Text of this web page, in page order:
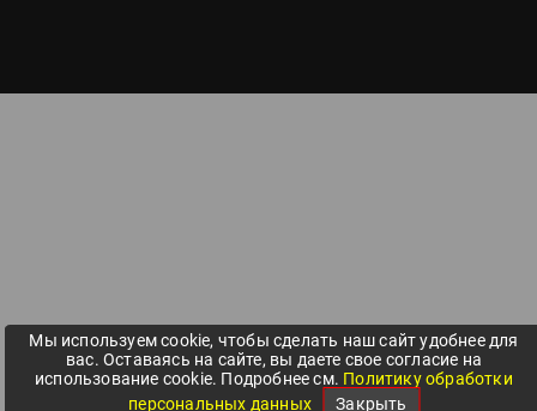
Мы используем cookie, чтобы сделать наш сайт удобнее для
вас. Оставаясь на сайте, вы даете свое согласие на
использование cookie. Подробнее см. Политику обработки
персональных данных
Закрыть